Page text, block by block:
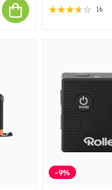
16
-9%